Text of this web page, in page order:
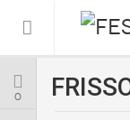
Informations
0